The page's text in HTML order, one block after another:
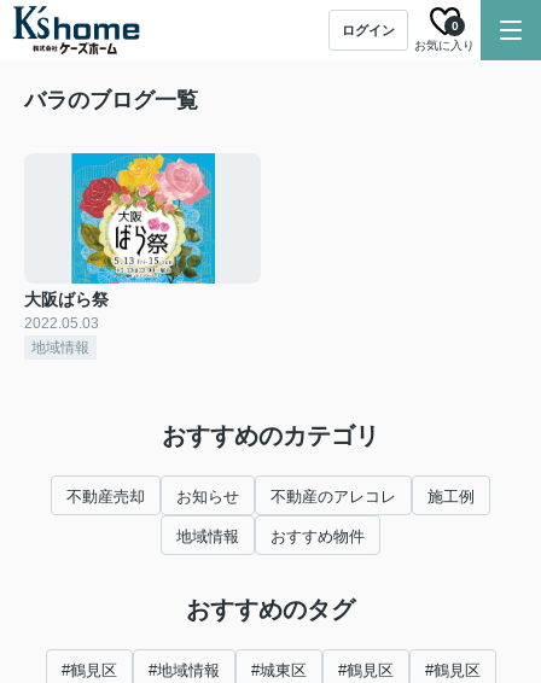
ログイン
お気に入り
0
バラのブログ一覧
大阪ばら祭
2022.05.03
地域情報
おすすめのカテゴリ
不動産売却 お知らせ 不動産のアレコレ 施工例
地域情報 おすすめ物件
おすすめのタグ
#鶴見区 #地域情報 #城東区 #鶴見区 #鶴見区